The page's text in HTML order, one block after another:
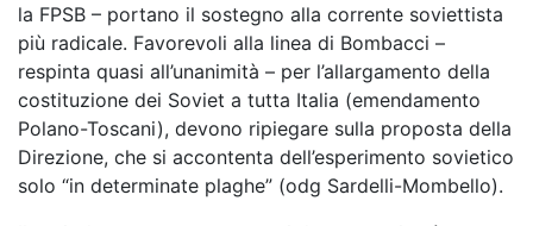
la FPSB – portano il sostegno alla corrente soviettista
più radicale. Favorevoli alla linea di Bombacci –
respinta quasi all’unanimità – per l’allargamento della
costituzione dei Soviet a tutta Italia (emendamento
Polano-Toscani), devono ripiegare sulla proposta della
Direzione, che si accontenta dell’esperimento sovietico
solo “in determinate plaghe” (odg Sardelli-Mombello).